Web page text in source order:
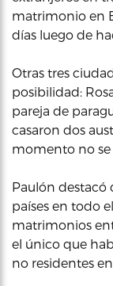
matrimonio en
días luego de
Otras tres
posibilidad:
pareja de
casaron dos
momento no se
Paulón destacó
países en todo
matrimonios
el único que
no residentes